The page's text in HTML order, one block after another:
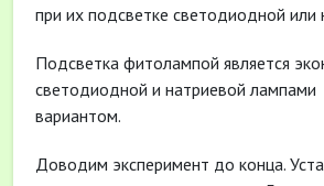
при их подсветке светодиодной или
Подсветка фитолампой является
светодиодной и натриевой лампами
вариантом.
Доводим эксперимент до конца.